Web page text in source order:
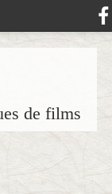
de films